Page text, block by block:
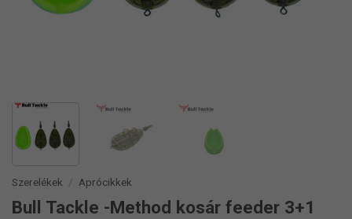
Szerelékek / Aprócikkek
Bull Tackle -Method kosár feeder 3+1